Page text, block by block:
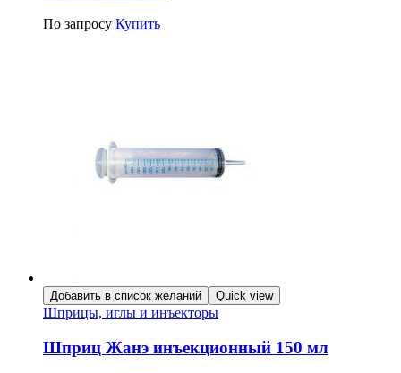
По запросу Купить
Добавить в список желаний Quick view
Шприцы, иглы и инъекторы
Шприц Жанэ инъекционный 150 мл